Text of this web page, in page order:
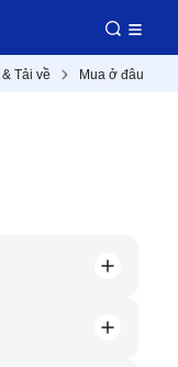
Tải về Mua ở đâu